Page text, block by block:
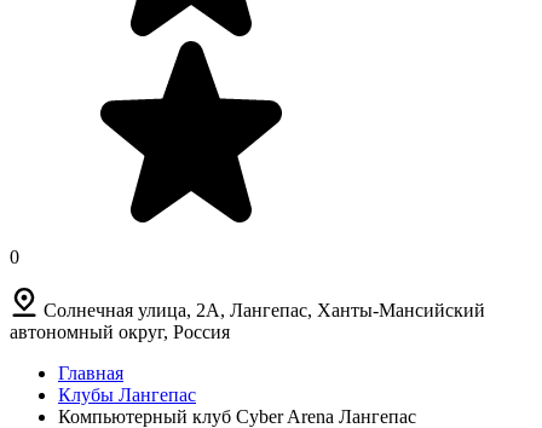
0
Солнечная улица, 2А, Лангепас, Ханты-Мансийский
автономный округ, Россия
Главная
Клубы Лангепас
Компьютерный клуб Cyber Arena Лангепас